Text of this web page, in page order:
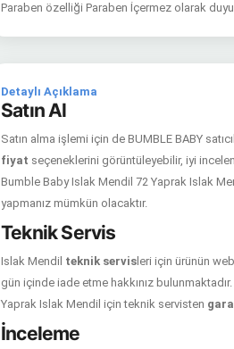
Paraben özelliği Paraben İçermez olarak
Detaylı Açıklama
Satın Al
Satın alma işlemi için de BUMBLE BABY
fiyat seçeneklerini görüntüleyebilir, iyi
Bumble Baby Islak Mendil 72 Yaprak Islak
yapmanız mümkün olacaktır.
Teknik Servis
Islak Mendil teknik servis leri için ürünün
gün içinde iade etme hakkınız
Yaprak Islak Mendil için teknik servisten
İnceleme